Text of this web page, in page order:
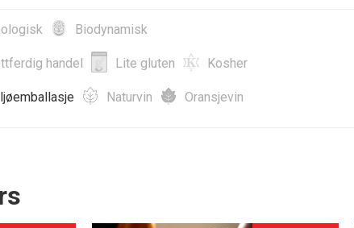
Biodynamisk
handel Lite gluten Kosher
Naturvin Oransjevin